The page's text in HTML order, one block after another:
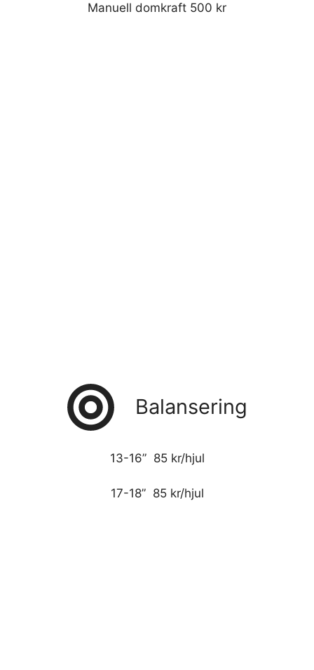
Manuell domkraft 500 kr
Balansering
13-16” 85 kr/hjul
17-18” 85 kr/hjul